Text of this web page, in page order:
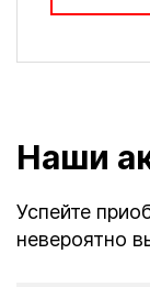
Наши
Успейте
невероятно